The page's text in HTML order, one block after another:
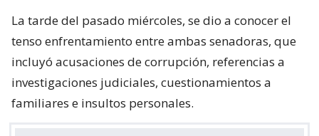
La tarde del pasado miércoles, se dio a conocer el
tenso enfrentamiento entre ambas senadoras, que
incluyó acusaciones de corrupción, referencias a
investigaciones judiciales, cuestionamientos a
familiares e insultos personales.